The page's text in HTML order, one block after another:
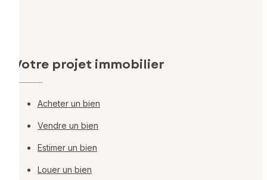
Votre projet immobilier
Acheter un bien
Vendre un bien
Estimer un bien
Louer un bien